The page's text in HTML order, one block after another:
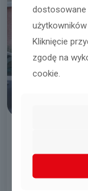
dostosowane
Kliknięcie
zgodę na
cookie.